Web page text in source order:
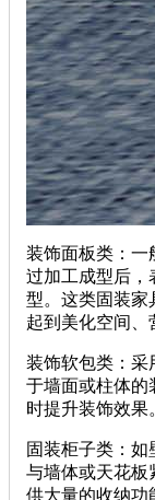
装饰面板类：一
过加工成型后，
型。这类固装家
起到美化空间、
装饰软包类：采
于墙面或柱体的
时提升装饰效果
固装柜子类：如
与墙体或天花板
供大量的收纳功